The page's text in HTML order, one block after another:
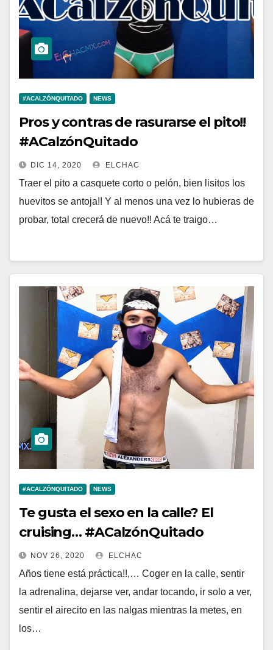
#ACALZÓNQUITADO NEWS
Pros y contras de rasurarse el pito!!
#ACalzónQuitado
DIC 14, 2020 ELCHAC
Traer el pito a casquete corto o pelón, bien lisitos los
huevitos se antoja!! Y al menos una vez lo hubieras de
probar, total crecerá de nuevo!! Acá te traigo…
#ACALZÓNQUITADO NEWS
Te gusta el sexo en la calle? El
cruising… #ACalzónQuitado
NOV 26, 2020 ELCHAC
Años tiene está práctica!!,… Coger en la calle, sentir
la adrenalina, dejarse ver, andar tocando, ir solo a ver,
sentir el airecito en las nalgas mientras la metes, en
los…